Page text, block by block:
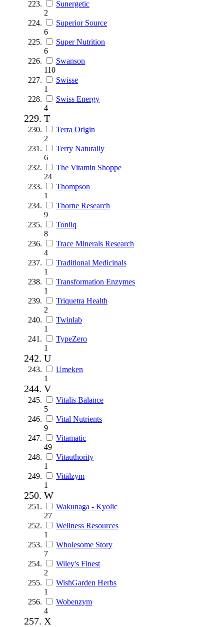
Sunergetic
2
Superior Source
6
Super Nutrition
6
Swanson
110
Swisse
1
Swiss Energy
4
T
Terra Origin
2
Terry Naturally
6
The Vitamin Shoppe
24
Thompson
1
Thorne Research
9
Toniiq
8
Trace Minerals Research
4
Traditional Medicinals
1
Transformation Enzymes
1
Triquetra Health
2
Twinlab
1
TypeZero
1
U
Umeken
1
V
Vitalis Balance
5
Vital Nutrients
9
Vitamatic
49
Vitauthority
1
Vitälzym
1
W
Wakunaga - Kyolic
27
Wellness Resources
1
Wholesome Story
7
Wiley's Finest
2
WishGarden Herbs
1
Wobenzym
4
X